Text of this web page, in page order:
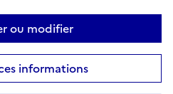
ou modifier
informations